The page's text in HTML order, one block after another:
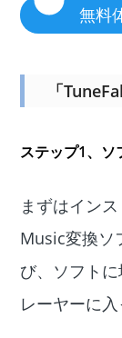
無料
「
ステップ1、 ソ
まずはイン
Music変換ソ
び、ソフト
レーヤーに入